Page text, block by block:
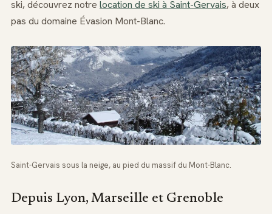
ski, découvrez notre location de ski à Saint-Gervais, à deux
pas du domaine Évasion Mont-Blanc.
Saint-Gervais sous la neige, au pied du massif du Mont-Blanc.
Depuis Lyon, Marseille et Grenoble